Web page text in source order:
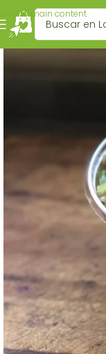
Skip to main content